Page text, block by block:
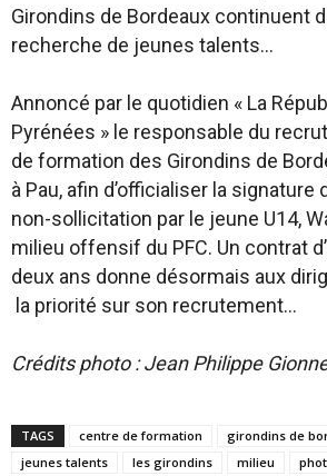
Girondins de Bordeaux continuent
recherche de jeunes talents…
Annoncé par le quotidien « La
Pyrénées » le responsable du
de formation des Girondins de
à Pau, afin d’officialiser la signature
non-sollicitation par le jeune U14,
milieu offensif du PFC. Un contrat
deux ans donne désormais aux
la priorité sur son recrutement…
Crédits photo : Jean Philippe
TAGS centre de formation girondins de
jeunes talents
les girondins milieu